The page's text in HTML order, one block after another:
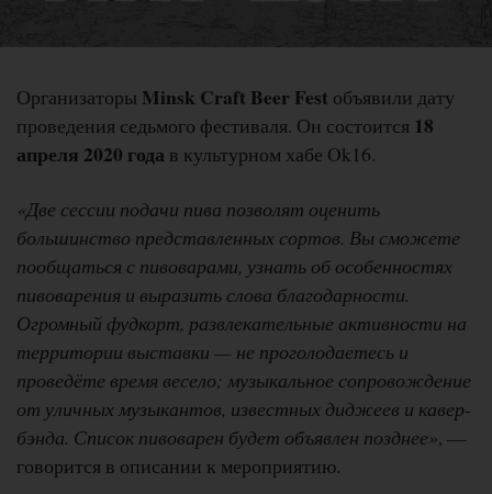
Организаторы Minsk Craft Beer Fest объявили дату
проведения седьмого фестиваля. Он состоится 18
апреля 2020 года в культурном хабе Ok16.
«Две сессии подачи пива позволят оценить
большинство представленных сортов. Вы сможете
пообщаться с пивоварами, узнать об особенностях
пивоварения и выразить слова благодарности.
Огромный фудкорт, развлекательные активности на
территории выставки — не проголодаетесь и
проведёте время весело; музыкальное сопровождение
от уличных музыкантов, известных диджеев и кавер-
бэнда. Список пивоварен будет объявлен позднее», —
говорится в описании к мероприятию.